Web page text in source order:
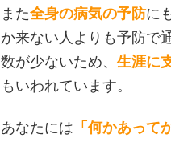
また全身の病気の予防に
か来ない人よりも予防で
数が少ないため、 生涯に
もいわれています。
あなたには 「何かあっ